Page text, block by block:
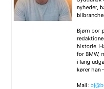
nyheder,
Bjørn bor
historie.
for BMW,
i lang
kører han
Mail: